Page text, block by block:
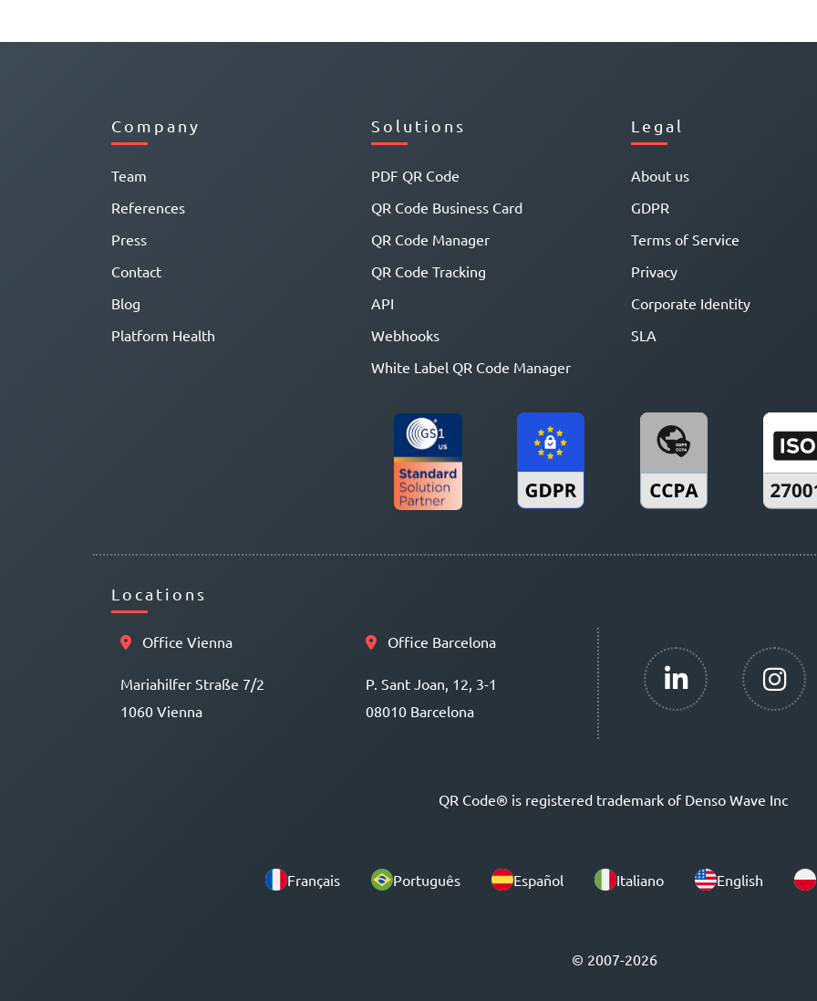
Company
Team
References
Press
Contact
Blog
Platform Health
Solutions
PDF QR Code
QR Code Business Card
QR Code Manager
QR Code Tracking
API
Webhooks
White Label QR Code Manager
Legal
About us
GDPR
Terms of Service
Privacy
Corporate Identity
SLA
Locations
Office Vienna
Mariahilfer Straße 7/2
1060 Vienna
Office Barcelona
P. Sant Joan, 12, 3-1
08010 Barcelona
QR Code® is registered trademark of Denso Wave Inc
Français Português Español Italiano English
© 2007-2026